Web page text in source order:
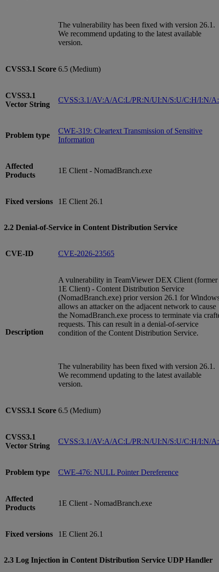
The vulnerability has been fixed with version 26.1.
We recommend updating to the latest available
version.
CVSS3.1 Score 6.5 (Medium)
CVSS3.1
Vector String
CVSS:3.1/AV:A/AC:L/PR:N/UI:N/S:U/C:H/I:N/
Problem type
CWE-319: Cleartext Transmission of Sensitive
Information
Affected
Products
1E Client - NomadBranch.exe
Fixed versions 1E Client 26.1
2.2 Denial-of-Service in Content Distribution Service
CVE-ID CVE-2026-23565
Description
A vulnerability in TeamViewer DEX Client (former
1E Client) - Content Distribution Service
(NomadBranch.exe) prior version 26.1 for
allows an attacker on the adjacent network to cause
the NomadBranch.exe process to terminate via
requests. This can result in a denial-of-service
condition of the Content Distribution Service.
The vulnerability has been fixed with version 26.1.
We recommend updating to the latest available
version.
CVSS3.1 Score 6.5 (Medium)
CVSS3.1
Vector String
CVSS:3.1/AV:A/AC:L/PR:N/UI:N/S:U/C:H/I:N/
Problem type CWE-476: NULL Pointer Dereference
Affected
Products
1E Client - NomadBranch.exe
Fixed versions 1E Client 26.1
2.3 Log Injection in Content Distribution Service UDP Handler